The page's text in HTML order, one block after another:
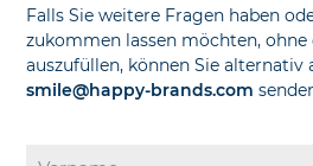
Falls Sie weitere Fragen haben
zukommen lassen möchten, ohne
auszufüllen, können Sie alternativ
smile@happy-brands.com